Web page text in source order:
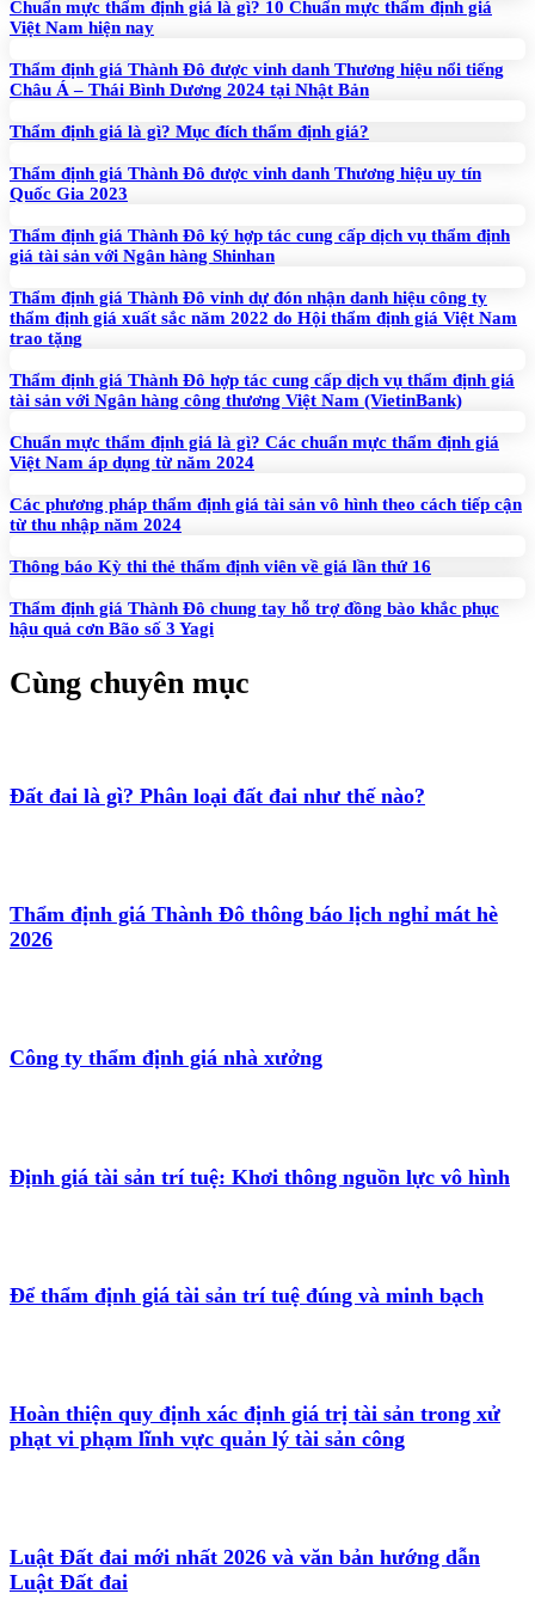
Chuẩn mực thẩm định giá là gì? 10 Chuẩn mực thẩm định giá
Việt Nam hiện nay
Thẩm định giá Thành Đô được vinh danh Thương hiệu nổi tiếng
Châu Á – Thái Bình Dương 2024 tại Nhật Bản
Thẩm định giá là gì? Mục đích thẩm định giá?
Thẩm định giá Thành Đô được vinh danh Thương hiệu uy tín
Quốc Gia 2023
Thẩm định giá Thành Đô ký hợp tác cung cấp dịch vụ thẩm định
giá tài sản với Ngân hàng Shinhan
Thẩm định giá Thành Đô vinh dự đón nhận danh hiệu công ty
thẩm định giá xuất sắc năm 2022 do Hội thẩm định giá Việt Nam
trao tặng
Thẩm định giá Thành Đô hợp tác cung cấp dịch vụ thẩm định giá
tài sản với Ngân hàng công thương Việt Nam (VietinBank)
Chuẩn mực thẩm định giá là gì? Các chuẩn mực thẩm định giá
Việt Nam áp dụng từ năm 2024
Các phương pháp thẩm định giá tài sản vô hình theo cách tiếp cận
từ thu nhập năm 2024
Thông báo Kỳ thi thẻ thẩm định viên về giá lần thứ 16
Thẩm định giá Thành Đô chung tay hỗ trợ đồng bào khắc phục
hậu quả cơn Bão số 3 Yagi
Cùng chuyên mục
Đất đai là gì? Phân loại đất đai như thế nào?
Thẩm định giá Thành Đô thông báo lịch nghỉ mát hè
2026
Công ty thẩm định giá nhà xưởng
Định giá tài sản trí tuệ: Khơi thông nguồn lực vô hình
Để thẩm định giá tài sản trí tuệ đúng và minh bạch
Hoàn thiện quy định xác định giá trị tài sản trong xử
phạt vi phạm lĩnh vực quản lý tài sản công
Luật Đất đai mới nhất 2026 và văn bản hướng dẫn
Luật Đất đai